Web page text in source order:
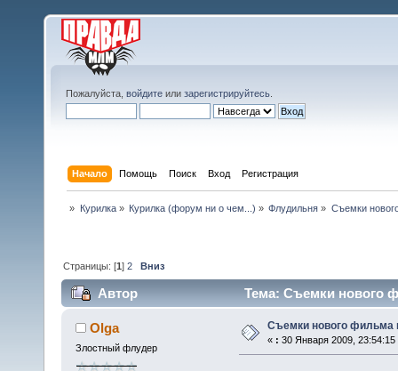
Пожалуйста, войдите или зарегистрируйтесь
Начало Помощь Поиск Вход Регистрация
» Курилка» Курилка (форум ни о чем...) » Флудильня » Съемки
Страницы: [1]2 Вниз
Автор Тема: Съемки нового
Olga
Злостный флудер
Съемки нового фильма
« : 30 Января 2009, 23:54:15